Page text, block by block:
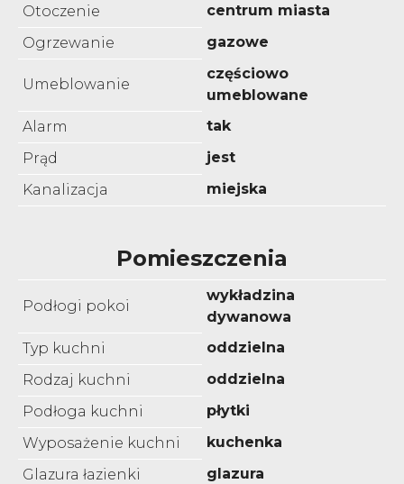
Otoczenie
centrum miasta
Ogrzewanie
gazowe
Umeblowanie
częściowo
umeblowane
Alarm
tak
Prąd
jest
Kanalizacja
miejska
Pomieszczenia
Podłogi pokoi
wykładzina
dywanowa
Typ kuchni
oddzielna
Rodzaj kuchni
oddzielna
Podłoga kuchni
płytki
Wyposażenie kuchni
kuchenka
Glazura łazienki
glazura